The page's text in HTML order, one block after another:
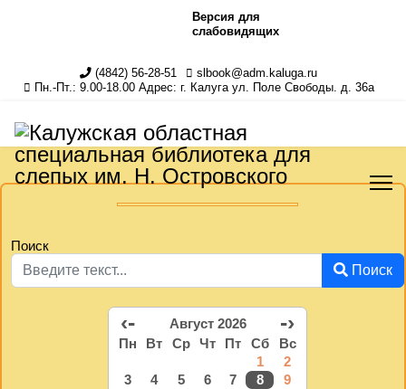
Версия для
слабовидящих
(4842) 56-28-51
slbook@adm.kaluga.ru
Пн.-Пт.: 9.00-18.00 Адрес: г. Калуга ул. Поле Свободы. д. 36а
Поиск
Поиск
‹- Август 2026 -›
Пн Вт Ср Чт Пт Сб
Вс
1
2
3
4 5 6 7 8
9